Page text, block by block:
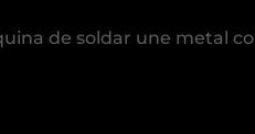
de soldar une metal